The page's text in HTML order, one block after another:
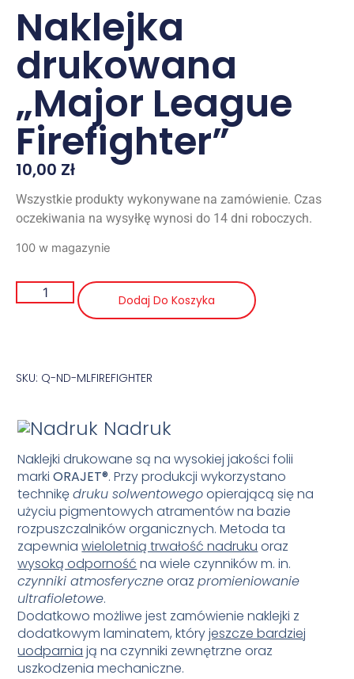
Naklejka
drukowana
„Major League
Firefighter”
10,00 Zł
Wszystkie produkty wykonywane na zamówienie. Czas
oczekiwania na wysyłkę wynosi do 14 dni roboczych.
100 w magazynie
Dodaj Do Koszyka
SKU: Q-ND-MLFIREFIGHTER
Nadruk
Naklejki drukowane są na wysokiej jakości folii
markiORAJET®. Przy produkcji wykorzystano
technikędruku solwentowegoopierającą się na
użyciu pigmentowych atramentów na bazie
rozpuszczalników organicznych. Metoda ta
zapewniawieloletnią trwałość nadruku oraz
wysoką odporność na wiele czynników m. in.
czynniki atmosferyczneorazpromieniowanie
ultrafioletowe.
Dodatkowo możliwe jest zamówienie naklejki z
dodatkowym laminatem, któryjeszcze bardziej
uodparnia ją na czynniki zewnętrzne oraz
uszkodzenia mechaniczne.